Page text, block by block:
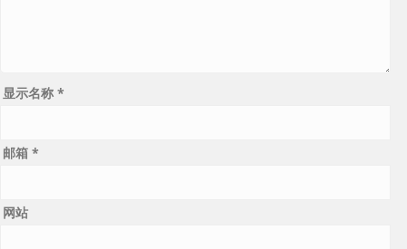
显示名称 *
邮箱 *
网站